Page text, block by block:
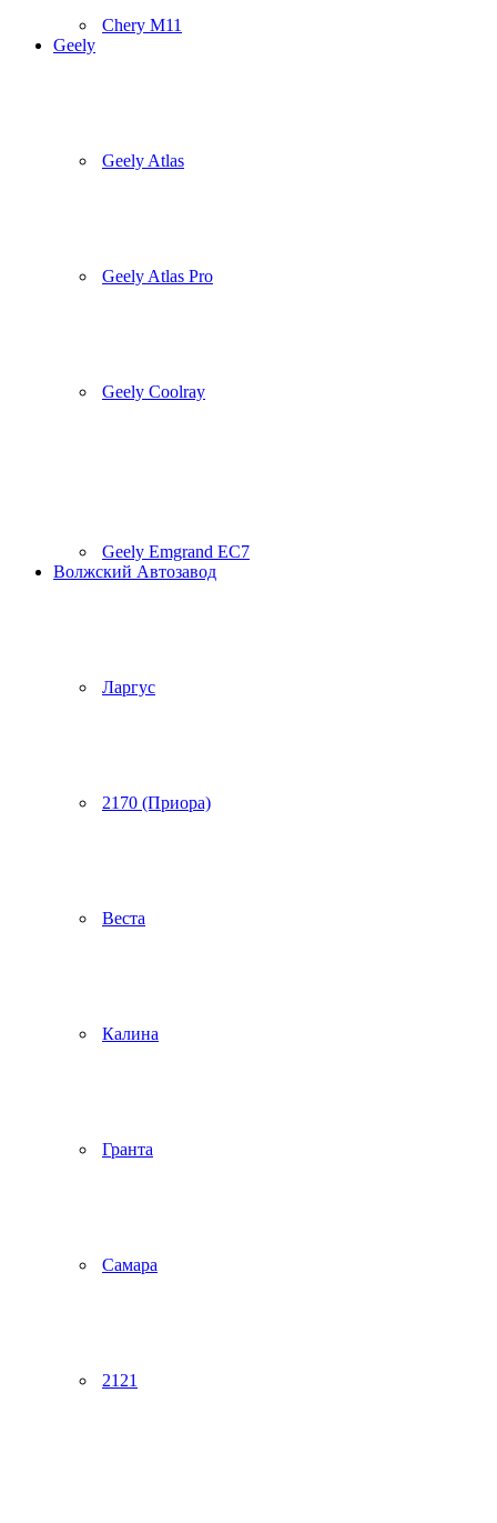
Chery M11
Geely
Geely Atlas
Geely Atlas Pro
Geely Coolray
Geely Emgrand EC7
Волжский Автозавод
Ларгус
2170 (Приора)
Веста
Калина
Гранта
Самара
2121